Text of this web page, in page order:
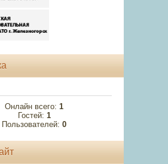
Онлайн всего: 1
Гостей: 1
Пользователей: 0